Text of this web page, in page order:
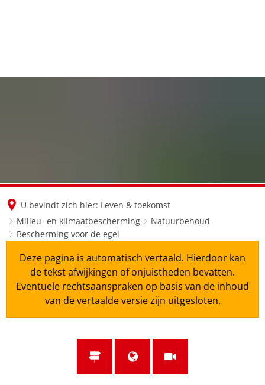
de
U bevindt zich hier: Leven & toekomst
Milieu- en klimaatbescherming
Natuurbehoud
Bescherming voor de egel
Deze pagina is automatisch vertaald. Hierdoor kan
de tekst afwijkingen of onjuistheden bevatten.
Eventuele rechtsaanspraken op basis van de inhoud
van de vertaalde versie zijn uitgesloten.